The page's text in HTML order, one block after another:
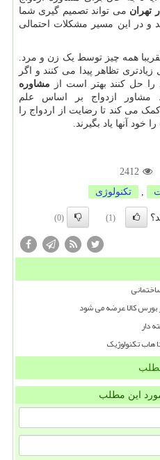
تهران می تواند تصمیم گیری شما
و در این مسیر مشکلات احتمالی
همه چیز توسط یک زن و مرد.
تظاهر پیدا می کنند و اگر
حل کنند بهتر است از مشاوره
مشاور ازدواج بر اساس علم
می کند تا رضایت از اردواج را
آنها یاد بگیرند.
2412
, تكنولوژی
(1)
(0)
دار
هاب تکنولوژیک
این مطلب